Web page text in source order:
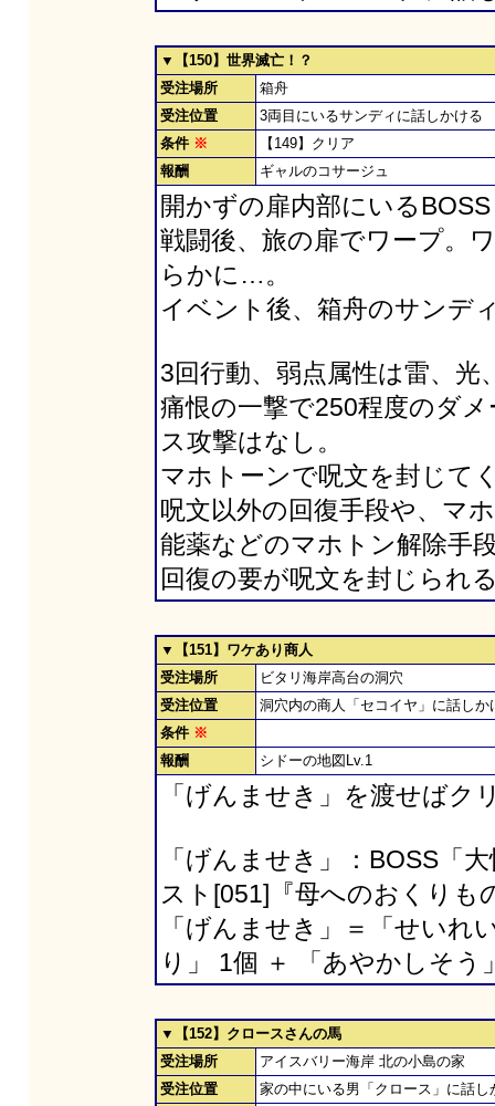
▼【150】世界滅亡！？
受注場所
箱舟
受注位置
3両目にいるサンディに話しかける
条件 ※
【149】クリア
報酬
ギャルのコサージュ
開かずの扉内部にいる
戦闘後、旅の扉でワープ。
らかに…。
イベント後、箱舟のサンデ
3回行動、弱点属性は雷、光
痛恨の一撃で250程度のダ
ス攻撃はなし。
マホトーンで呪文を封じて
呪文以外の回復手段や、マ
能薬などのマホトン解除手
回復の要が呪文を封じられ
▼【151】ワケあり商人
受注場所
ビタリ海岸高台の洞穴
受注位置
洞穴内の商人「セコイヤ」に話しか
条件 ※
報酬
シドーの地図Lv.1
「げんませき」を渡せばク
「げんませき」：BOSS「
スト[051]『母へのおくりも
「げんませき」＝「せいれ
り」 1個 ＋ 「あやかしそ
▼【152】クロースさんの馬
受注場所
アイスバリー海岸 北の小島の家
受注位置
家の中にいる男「クロース」に話し